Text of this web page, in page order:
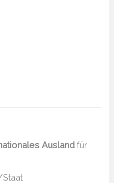
Ausland für